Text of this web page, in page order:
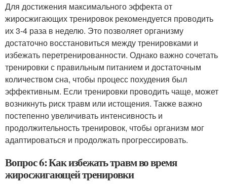
Для достижения максимального эффекта от
жиросжигающих тренировок рекомендуется проводить
их 3-4 раза в неделю. Это позволяет организму
достаточно восстановиться между тренировками и
избежать перетренированности. Однако важно сочетать
тренировки с правильным питанием и достаточным
количеством сна, чтобы процесс похудения был
эффективным. Если тренировки проводить чаще, может
возникнуть риск травм или истощения. Также важно
постепенно увеличивать интенсивность и
продолжительность тренировок, чтобы организм мог
адаптироваться и продолжать прогрессировать.
Вопрос 6: Как избежать травм во время
жиросжигающей тренировки